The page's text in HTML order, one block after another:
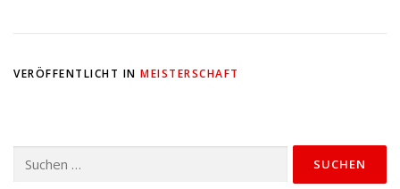
VERÖFFENTLICHT IN MEISTERSCHAFT
nach: